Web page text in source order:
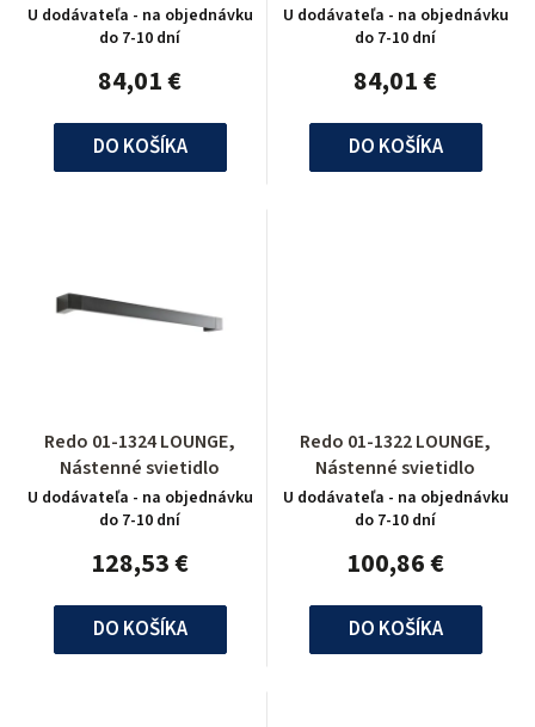
U dodávateľa - na objednávku
do 7-10 dní
84,01 €
DO KOŠÍKA
U dodávateľa - na objednávku
do 7-10 dní
84,01 €
DO KOŠÍKA
Redo 01-1324 LOUNGE,
Nástenné svietidlo
U dodávateľa - na objednávku
do 7-10 dní
128,53 €
DO KOŠÍKA
Redo 01-1322 LOUNGE,
Nástenné svietidlo
U dodávateľa - na objednávku
do 7-10 dní
100,86 €
DO KOŠÍKA